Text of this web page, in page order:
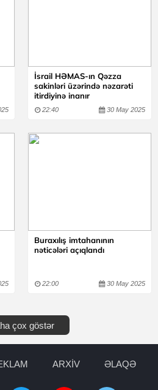
İsrail HƏMAS-ın Qəzza
sakinləri üzərində nəzarəti
itirdiyinə inanır
22:40 30 May 2025
Buraxılış imtahanının
nəticələri açıqlandı
22:00 30 May 2025
çox göstər
ARXİV ƏLAQƏ